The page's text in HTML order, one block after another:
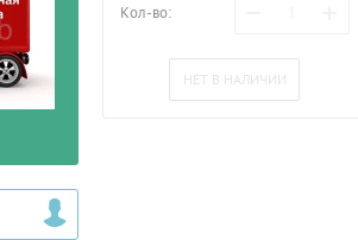
Кол-во:
НЕТ В НАЛИЧИИ